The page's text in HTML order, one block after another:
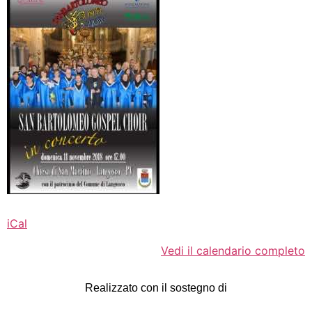
iCal
Vedi il calendario completo
Realizzato con il sostegno di